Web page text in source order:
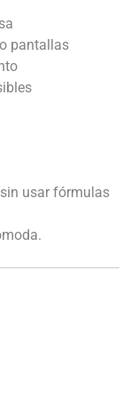
pantallas
usar fórmulas